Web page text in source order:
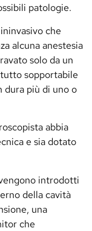
patologie.
che
alcuna anestesia
solo da un
sopportabile
dura più di uno o
abbia
e sia dotato
introdotti
della cavità
una
che